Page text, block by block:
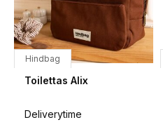
Hindbag
Toilettas Alix
Deliverytime